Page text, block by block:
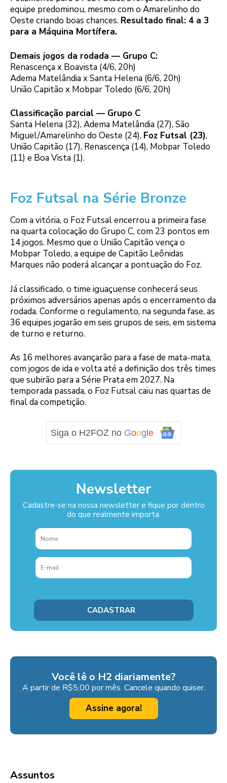
equipe predominou, mesmo com o Amarelinho do
Oeste criando boas chances. Resultado final: 4 a 3
para a Máquina Mortífera.
Demais jogos da rodada — Grupo C:
Renascença x Boavista (4/6, 20h)
Adema Matelândia x Santa Helena (6/6, 20h)
União Capitão x Mobpar Toledo (6/6, 20h)
Classificação parcial — Grupo C
Santa Helena (32), Adema Matelândia (27), São
Miguel/Amarelinho do Oeste (24), Foz Futsal (23),
União Capitão (17), Renascença (14), Mobpar Toledo
(11) e Boa Vista (1).
Foz Futsal na Série Bronze
Com a vitória, o Foz Futsal encerrou a primeira fase
na quarta colocação do Grupo C, com 23 pontos em
14 jogos. Mesmo que o União Capitão vença o
Mobpar Toledo, a equipe de Capitão Leônidas
Marques não poderá alcançar a pontuação do Foz.
Já classificado, o time iguaçuense conhecerá seus
próximos adversários apenas após o encerramento da
rodada. Conforme o regulamento, na segunda fase, as
36 equipes jogarão em seis grupos de seis, em sistema
de turno e returno.
As 16 melhores avançarão para a fase de mata-mata,
com jogos de ida e volta até a definição dos três times
que subirão para a Série Prata em 2027. Na
temporada passada, o Foz Futsal caiu nas quartas de
final da competição.
Siga o H2FOZ no Google
Newsletter
Cadastre-se na nossa newsletter e fique por dentro
do que realmente importa.
Você lê o H2 diariamente?
A partir de R$5,00 por mês. Cancele quando quiser.
Assine agora!
Assuntos